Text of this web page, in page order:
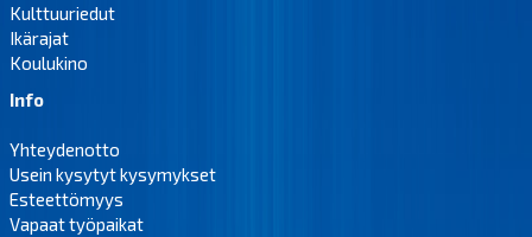
Kulttuuriedut
Ikärajat
Koulukino
Info
Yhteydenotto
Usein kysytyt kysymykset
Esteettömyys
Vapaat työpaikat